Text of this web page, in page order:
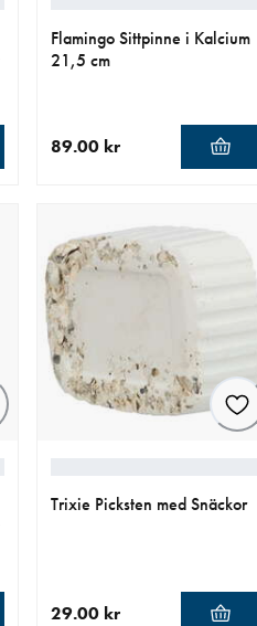
Flamingo Sittpinne i Kalcium
21,5 cm
89.00 kr
Trixie Picksten med Snäckor
29.00 kr